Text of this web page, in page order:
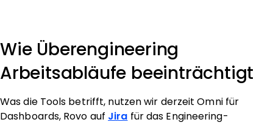
Wie Überengineering
Arbeitsabläufe beeinträchtigt
Was die Tools betrifft, nutzen wir derzeit Omni für
Dashboards, Rovo auf Jira für das Engineering-